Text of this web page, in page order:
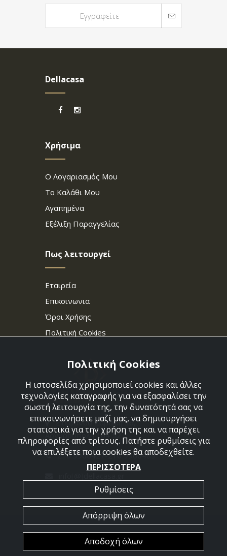
Dellacasa
Χρήσιμα
Ο Λογαριασμός Μου
Το Καλάθι Μου
Αγαπημένα
Εξέλιξη Παραγγελίας
Πως λειτουργεί
Εταιρεία
Επικοινωνια
Όροι Χρήσης
Πολιτική Cookies
Στεφάνου Σαράφη 36,
Αργυρούπολη 164 52
210 9960427-210 9960489
2026 @ All Rights Reserved - Dellacasa
Πολιτική Cookies
Η ιστοσελίδα χρησιμοποιεί cookies και άλλες
τεχνολογίες καταγραφής για να εξασφαλίσει την
σωστή λειτουργία της, την δυνατότητά σας να
επικοινωνήσετε μαζί μας, να δημιουργήσει
στατιστικά για την χρήση της και να παρέχει
πληροφορίες από τρίτους. Πατήστε ρυθμίσεις για
να επιλέξετε ποια cookies θα αποδεχθείτε.
ΠΕΡΙΣΣΟΤΕΡΑ
Ρυθμίσεις
Απόρριψη όλων
Αποδοχή όλων